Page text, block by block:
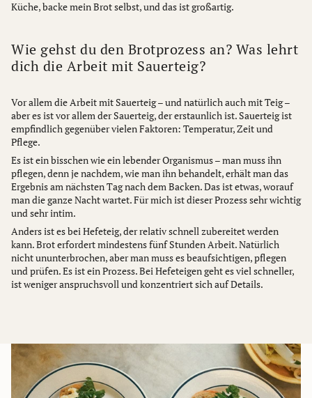
Küche, backe mein Brot selbst, und das ist großartig.
Wie gehst du den Brotprozess an? Was lehrt
dich die Arbeit mit Sauerteig?
Vor allem die Arbeit mit Sauerteig – und natürlich auch mit Teig –
aber es ist vor allem der Sauerteig, der erstaunlich ist. Sauerteig ist
empfindlich gegenüber vielen Faktoren: Temperatur, Zeit und
Pflege.
Es ist ein bisschen wie ein lebender Organismus – man muss ihn
pflegen, denn je nachdem, wie man ihn behandelt, erhält man das
Ergebnis am nächsten Tag nach dem Backen. Das ist etwas, worauf
man die ganze Nacht wartet. Für mich ist dieser Prozess sehr wichtig
und sehr intim.
Anders ist es bei Hefeteig, der relativ schnell zubereitet werden
kann. Brot erfordert mindestens fünf Stunden Arbeit. Natürlich
nicht ununterbrochen, aber man muss es beaufsichtigen, pflegen
und prüfen. Es ist ein Prozess. Bei Hefeteigen geht es viel schneller,
ist weniger anspruchsvoll und konzentriert sich auf Details.